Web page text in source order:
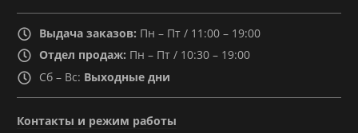
Выдача заказов: Пн – Пт / 11:00 – 19:00
Отдел продаж: Пн – Пт / 10:30 – 19:00
Сб – Вс: Выходные дни
Контакты и режим работы